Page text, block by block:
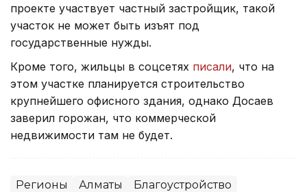
проекте участвует частный застройщик, такой
участок не может быть изъят под
государственные нужды.
Кроме того, жильцы в соцсетях писали, что на
этом участке планируется строительство
крупнейшего офисного здания, однако Досаев
заверил горожан, что коммерческой
недвижимости там не будет.
Регионы Алматы Благоустройство